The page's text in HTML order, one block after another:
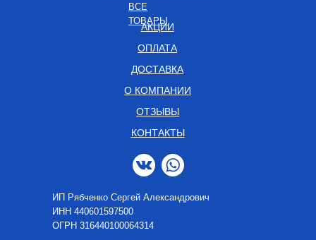
О КОМПАНИИ
КОНТАКТЫ
ОПЛАТА
АКЦИИ
ДОСТАВКА
ОТЗЫВЫ
ВСЕ
ТОВАРЫ
ИП Рябченко Сергей Александрович
ИНН 440601597500
OГРН 316440100064314